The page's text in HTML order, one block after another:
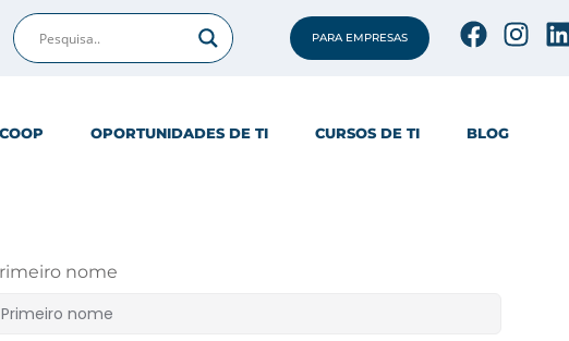
PARA EMPRESAS
OPORTUNIDADES DE TI CURSOS DE TI BLOG
nome